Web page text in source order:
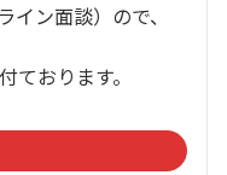
ン面談）ので、
ております。